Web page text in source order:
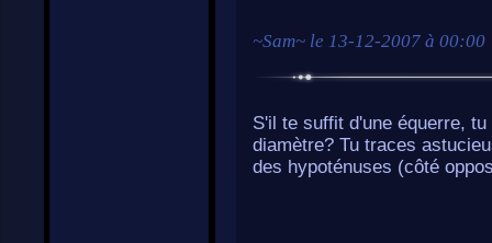
~Sam~ le 13-12-2007 à 00:00
S'il te suffit d'une équerre,
diamètre? Tu traces
des hypoténuses (côté